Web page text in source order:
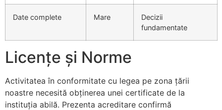
Date complete Mare
Decizii
fundamentate
Licențe și Norme
Activitatea în conformitate cu legea pe zona țării
noastre necesită obținerea unei certificate de la
instituția abilă. Prezenta acreditare confirmă